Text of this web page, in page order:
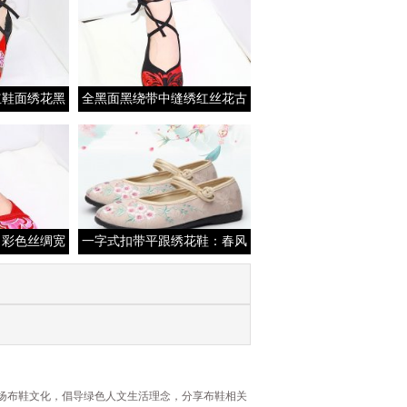
面绣花黑
底神秘浪
全黑面黑绕带中缝绣红丝花古
典优雅动人
色丝绸宽
贵典雅款
一字式扣带平跟绣花鞋：春风
十里，是谁倚在桃树下等你？
布鞋文化，倡导绿色人文生活理念，分享布鞋相关